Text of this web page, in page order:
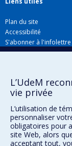
Plan du site
Accessibilité
S'abonner à l'infolettre
Nouvelles
Info COVID-19
Offres d'emploi
Confidentialité
Conditions
L’UdeM
vie privée
L’utilisation de
personnaliser
obligatoires pour
site Web, alors
acceptant tout,